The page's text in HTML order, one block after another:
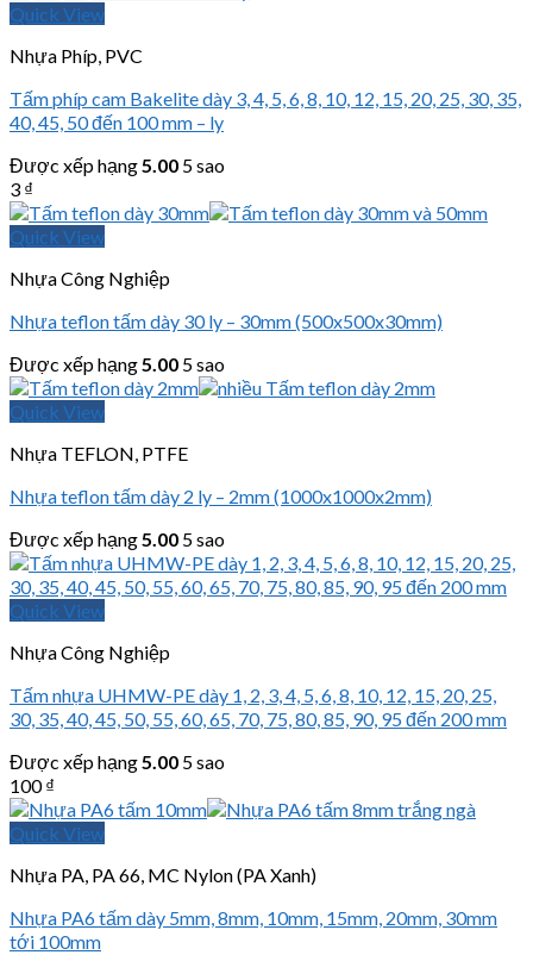
Quick View
Nhựa Phíp, PVC
Tấm phíp cam Bakelite dày 3, 4, 5, 6, 8, 10, 12, 15, 20, 25, 30, 35,
40, 45, 50 đến 100 mm – ly
Được xếp hạng5.00 5 sao
3 ₫
Quick View
Nhựa Công Nghiệp
Nhựa teflon tấm dày 30 ly – 30mm (500x500x30mm)
Được xếp hạng5.00 5 sao
Quick View
Nhựa TEFLON, PTFE
Nhựa teflon tấm dày 2 ly – 2mm (1000x1000x2mm)
Được xếp hạng5.00 5 sao
Quick View
Nhựa Công Nghiệp
Tấm nhựa UHMW-PE dày 1, 2, 3, 4, 5, 6, 8, 10, 12, 15, 20, 25,
30, 35, 40, 45, 50, 55, 60, 65, 70, 75, 80, 85, 90, 95 đến 200 mm
Được xếp hạng5.00 5 sao
100₫
Quick View
Nhựa PA, PA 66, MC Nylon (PA Xanh)
Nhựa PA6 tấm dày 5mm, 8mm, 10mm, 15mm, 20mm, 30mm
tới 100mm